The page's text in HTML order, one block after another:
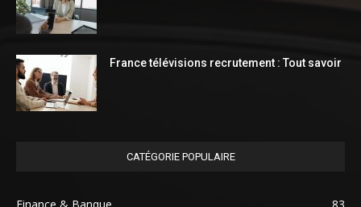
France télévisions recrutement : Tout savoir
CATÉGORIE POPULAIRE
Finance & Banque
83